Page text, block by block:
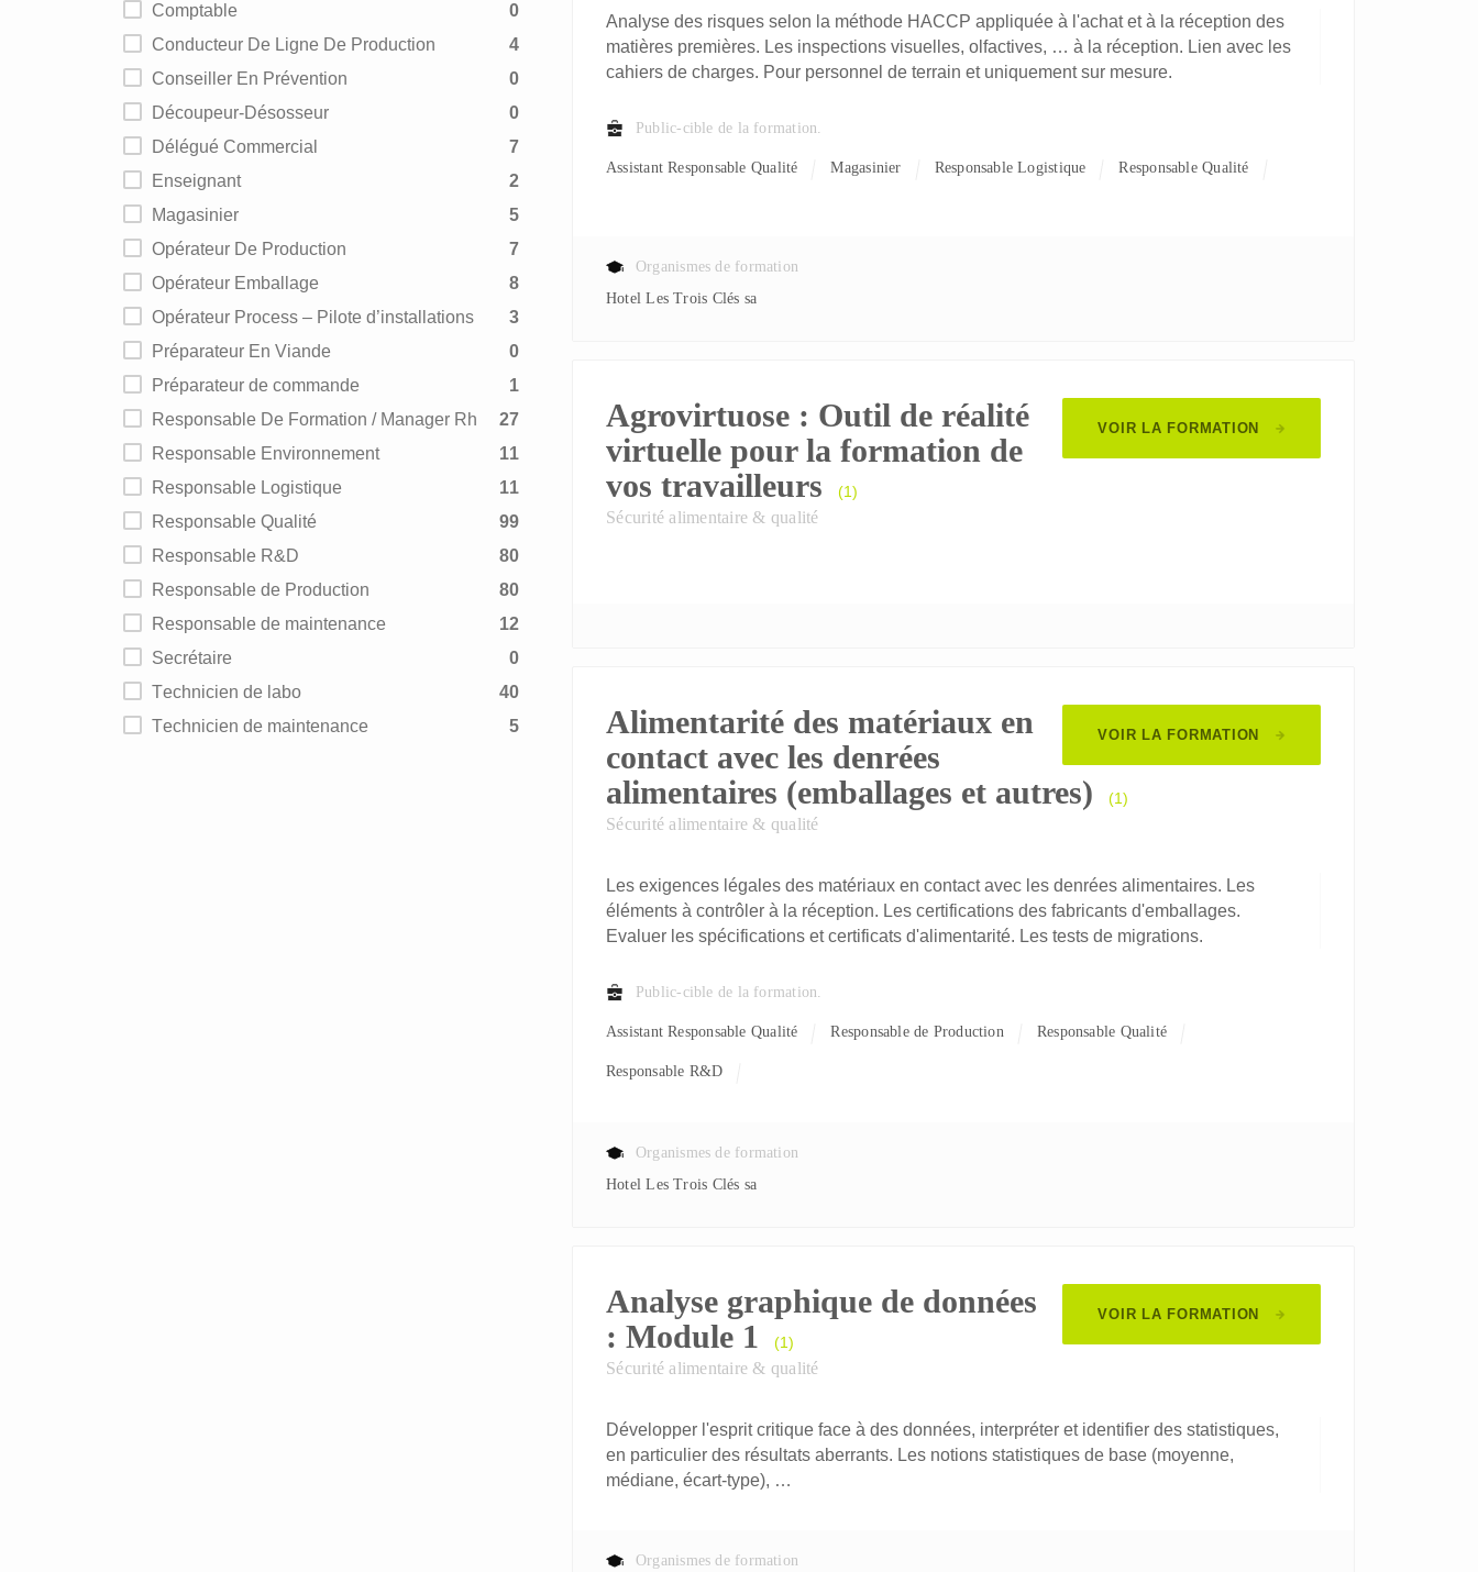
Comptable
0
Conducteur De Ligne De Production
4
Conseiller En Prévention
0
Découpeur-Désosseur
0
Délégué Commercial
7
Enseignant
2
Magasinier
5
Opérateur De Production
7
Opérateur Emballage
8
Opérateur Process – Pilote d’installations
3
Préparateur En Viande
0
Préparateur de commande
1
Responsable De Formation / Manager Rh
27
Responsable Environnement
11
Responsable Logistique
11
Responsable Qualité
99
Responsable R&D
80
Responsable de Production
80
Responsable de maintenance
12
Secrétaire
0
Technicien de labo
40
Technicien de maintenance
5
Analyse des risques selon la méthode HACCP appliquée à l'achat et à la réception des
matières premières. Les inspections visuelles, olfactives, … à la réception. Lien avec les
cahiers de charges. Pour personnel de terrain et uniquement sur mesure.
Public-cible de la formation.
Assistant Responsable Qualité Magasinier Responsable Logistique Responsable Qualité
Organismes de formation
Hotel Les Trois Clés sa
VOIR LA FORMATION
Agrovirtuose : Outil de réalité
virtuelle pour la formation de
vos travailleurs
(1)
Sécurité alimentaire & qualité
VOIR LA FORMATION
Alimentarité des matériaux en
contact avec les denrées
alimentaires (emballages et autres)
(1)
Sécurité alimentaire & qualité
Les exigences légales des matériaux en contact avec les denrées alimentaires. Les
éléments à contrôler à la réception. Les certifications des fabricants d'emballages.
Evaluer les spécifications et certificats d'alimentarité. Les tests de migrations.
Public-cible de la formation.
Assistant Responsable Qualité Responsable de Production Responsable Qualité
Responsable R&D
Organismes de formation
Hotel Les Trois Clés sa
VOIR LA FORMATION
Analyse graphique de données
: Module 1
(1)
Sécurité alimentaire & qualité
Développer l'esprit critique face à des données, interpréter et identifier des statistiques,
en particulier des résultats aberrants. Les notions statistiques de base (moyenne,
médiane, écart-type), …
Organismes de formation